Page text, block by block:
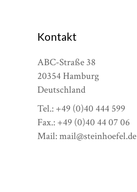
Kontakt
ABC-Straße 38
20354 Hamburg
Deutschland
Tel.: +49 (0)40 444 599
Fax.: +49 (0)40 44 07 06
Mail: mail@steinhoefel.de